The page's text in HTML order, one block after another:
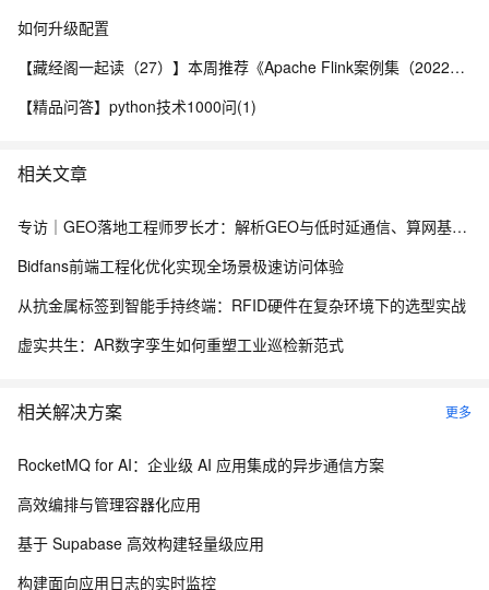
如何升级配置
【藏经阁一起读（27）】本周推荐《Apache Flink案例集（2022版）》，你有哪些心得？
【精品问答】python技术1000问(1)
相关文章
专访｜GEO落地工程师罗长才：解析GEO与低时延通信、算网基础设施的协同赋能逻辑
Bidfans前端工程化优化实现全场景极速访问体验
从抗金属标签到智能手持终端：RFID硬件在复杂环境下的选型实战
虚实共生：AR数字孪生如何重塑工业巡检新范式
相关解决方案 更多
RocketMQ for AI：企业级 AI 应用集成的异步通信方案
高效编排与管理容器化应用
基于 Supabase 高效构建轻量级应用
构建面向应用日志的实时监控